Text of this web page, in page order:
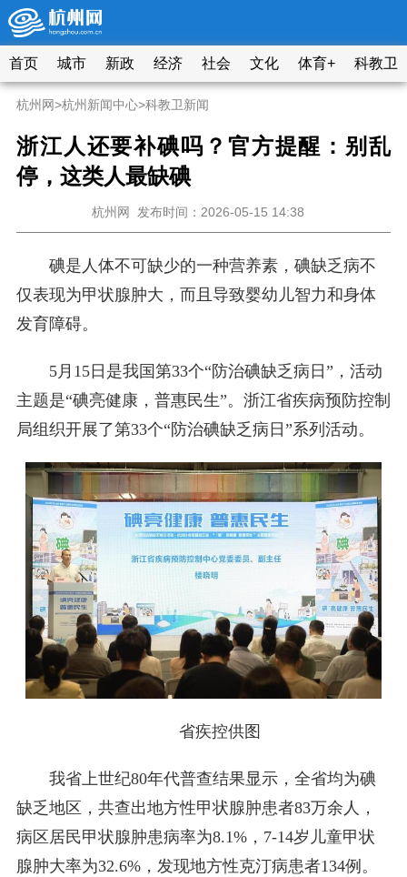
首页 城市 新政 经济 社会 文化 体育+ 科教卫
杭州网>杭州新闻中心>科教卫新闻
浙江人还要补碘吗？官方提醒：别乱
停，这类人最缺碘
杭州网 发布时间：2026-05-15 14:38
碘是人体不可缺少的一种营养素，碘缺乏病不
仅表现为甲状腺肿大，而且导致婴幼儿智力和身体
发育障碍。
5月15日是我国第33个“防治碘缺乏病日”，活动
主题是“碘亮健康，普惠民生”。浙江省疾病预防控制
局组织开展了第33个“防治碘缺乏病日”系列活动。
省疾控供图
我省上世纪80年代普查结果显示，全省均为碘
缺乏地区，共查出地方性甲状腺肿患者83万余人，
病区居民甲状腺肿患病率为8.1%，7-14岁儿童甲状
腺肿大率为32.6%，发现地方性克汀病患者134例。